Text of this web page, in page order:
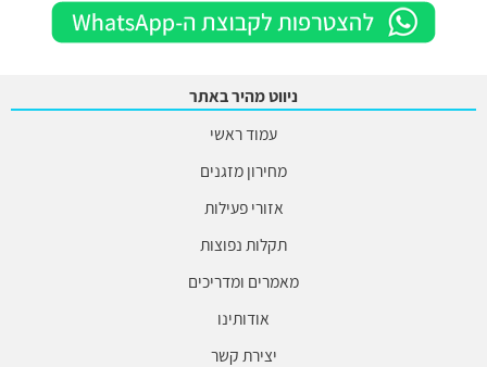
ניווט מהיר באתר
עמוד ראשי
מחירון מזגנים
אזורי פעילות
תקלות נפוצות
מאמרים ומדריכים
אודותינו
יצירת קשר